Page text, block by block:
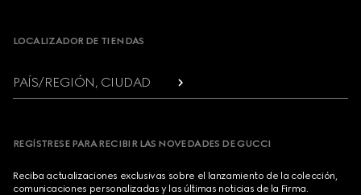
LOCALIZADOR DE TIENDAS
PAÍS/REGIÓN, CIUDAD
REGÍSTRESE PARA RECIBIR LAS NOVEDADES DE GUCCI
Reciba actualizaciones exclusivas sobre el lanzamiento de la colección,
comunicaciones personalizadas y las últimas noticias de la Firma.